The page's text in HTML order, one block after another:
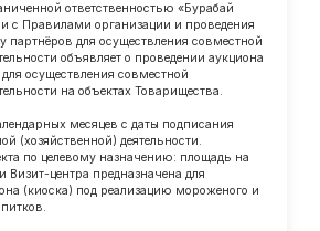
ответственностью «Бурабай
с Правилами организации и проведения
партнёров для осуществления совместной
объявляет о проведении аукциона
осуществления совместной
на объектах Товарищества.
месяцев с даты подписания
(хозяйственной) деятельности.
по целевому назначению: площадь на
Визит-центра предназначена для
(киоска) под реализацию мороженого и